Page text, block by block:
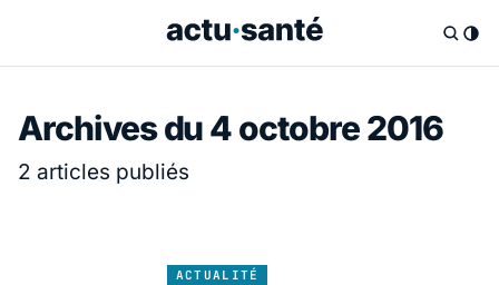
Archives du 4 octobre 2016
2 articles publiés
ACTUALITÉ